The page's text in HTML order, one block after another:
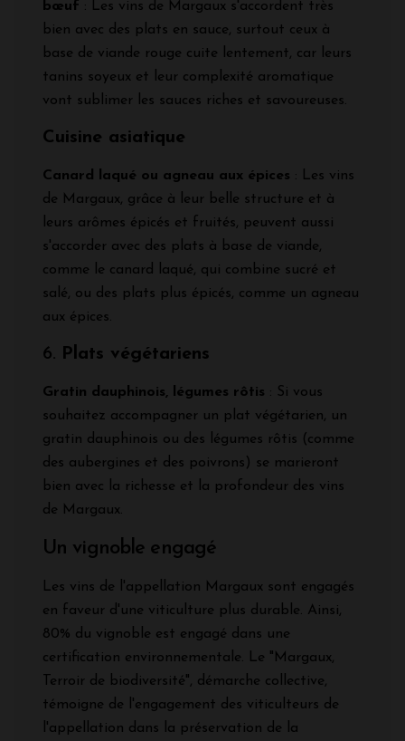
bœuf : Les vins de Margaux s'accordent très
bien avec des plats en sauce, surtout ceux à
base de viande rouge cuite lentement, car leurs
tanins soyeux et leur complexité aromatique
vont sublimer les sauces riches et savoureuses.
Cuisine asiatique
Canard laqué ou agneau aux épices : Les vins
de Margaux, grâce à leur belle structure et à
leurs arômes épicés et fruités, peuvent aussi
s'accorder avec des plats à base de viande,
comme le canard laqué, qui combine sucré et
salé, ou des plats plus épicés, comme un agneau
aux épices.
6. Plats végétariens
Gratin dauphinois, légumes rôtis : Si vous
souhaitez accompagner un plat végétarien, un
gratin dauphinois ou des légumes rôtis (comme
des aubergines et des poivrons) se marieront
bien avec la richesse et la profondeur des vins
de Margaux.
Un vignoble engagé
Les vins de l'appellation Margaux sont engagés
en faveur d'une viticulture plus durable. Ainsi,
80% du vignoble est engagé dans une
certification environnementale. Le "Margaux,
Terroir de biodiversité", démarche collective,
témoigne de l'engagement des viticulteurs de
l'appellation dans la préservation de la